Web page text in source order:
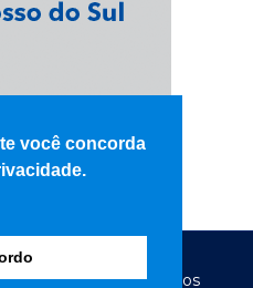
você concorda
- Todos os direitos